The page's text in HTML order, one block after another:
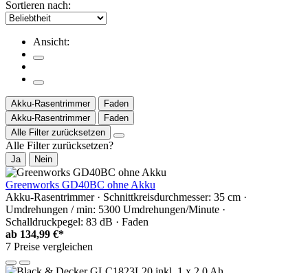
Sortieren nach:
Ansicht:
Akku-Rasentrimmer
Faden
Akku-Rasentrimmer
Faden
Alle Filter zurücksetzen
Alle Filter zurücksetzen?
Ja Nein
Greenworks GD40BC ohne Akku
Akku-Rasentrimmer · Schnittkreisdurchmesser: 35 cm ·
Umdrehungen / min: 5300 Umdrehungen/Minute ·
Schalldruckpegel: 83 dB · Faden
ab 134,99 €*
7 Preise vergleichen